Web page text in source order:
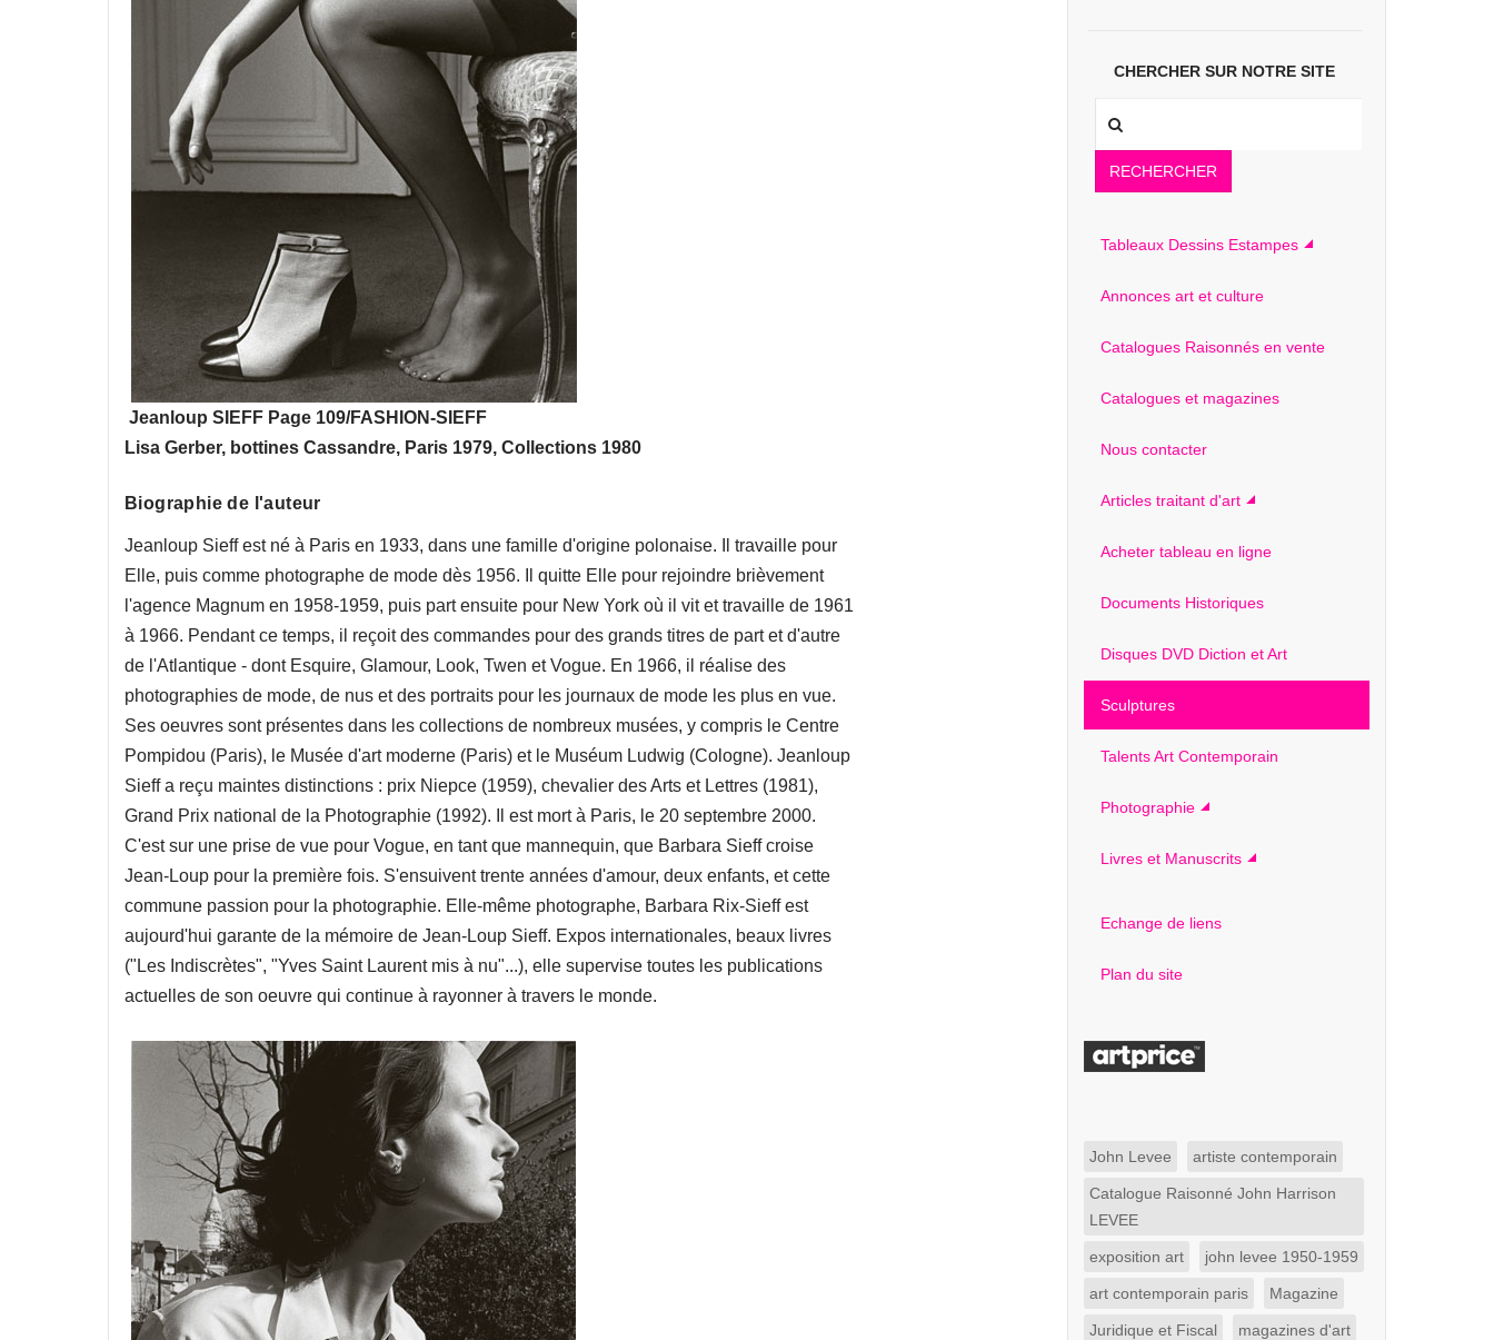
Jeanloup SIEFF Page 109/FASHION-SIEFF
Lisa Gerber, bottines Cassandre, Paris 1979, Collections 1980
Biographie de l'auteur
Jeanloup Sieff est né à Paris en 1933, dans une famille d'origine polonaise. Il travaille pour
Elle, puis comme photographe de mode dès 1956. Il quitte Elle pour rejoindre brièvement
l'agence Magnum en 1958-1959, puis part ensuite pour New York où il vit et travaille de 1961
à 1966. Pendant ce temps, il reçoit des commandes pour des grands titres de part et d'autre
de l'Atlantique - dont Esquire, Glamour, Look, Twen et Vogue. En 1966, il réalise des
photographies de mode, de nus et des portraits pour les journaux de mode les plus en vue.
Ses oeuvres sont présentes dans les collections de nombreux musées, y compris le Centre
Pompidou (Paris), le Musée d'art moderne (Paris) et le Muséum Ludwig (Cologne). Jeanloup
Sieff a reçu maintes distinctions : prix Niepce (1959), chevalier des Arts et Lettres (1981),
Grand Prix national de la Photographie (1992). Il est mort à Paris, le 20 septembre 2000.
C'est sur une prise de vue pour Vogue, en tant que mannequin, que Barbara Sieff croise
Jean-Loup pour la première fois. S'ensuivent trente années d'amour, deux enfants, et cette
commune passion pour la photographie. Elle-même photographe, Barbara Rix-Sieff est
aujourd'hui garante de la mémoire de Jean-Loup Sieff. Expos internationales, beaux livres
("Les Indiscrètes", "Yves Saint Laurent mis à nu"...), elle supervise toutes les publications
actuelles de son oeuvre qui continue à rayonner à travers le monde.
CHERCHER SUR NOTRE SITE
RECHERCHER
Tableaux Dessins Estampes
Annonces art et culture
Catalogues Raisonnés en vente
Catalogues et magazines
Nous contacter
Articles traitant d'art
Acheter tableau en ligne
Documents Historiques
Disques DVD Diction et Art
Sculptures
Talents Art Contemporain
Photographie
Livres et Manuscrits
Echange de liens
Plan du site
John Levee artiste contemporain
Catalogue Raisonné John Harrison
LEVEE
exposition art john levee 1950-1959
art contemporain paris Magazine
Juridique et Fiscal magazines d'art